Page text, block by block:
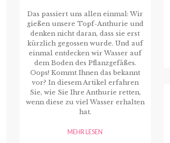
Das passiert uns allen einmal: Wir
gießen unsere Topf-Anthurie und
denken nicht daran, dass sie erst
kürzlich gegossen wurde. Und auf
einmal entdecken wir Wasser auf
dem Boden des Pflanzgefäßes.
Oops! Kommt Ihnen das bekannt
vor? In diesem Artikel erfahren
Sie, wie Sie Ihre Anthurie retten,
wenn diese zu viel Wasser erhalten
hat.
MEHR LESEN